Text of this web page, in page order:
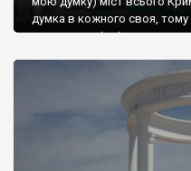
думка в кожного своя, тому
запрошую відвідати це